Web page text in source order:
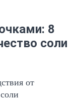
8
соли
от